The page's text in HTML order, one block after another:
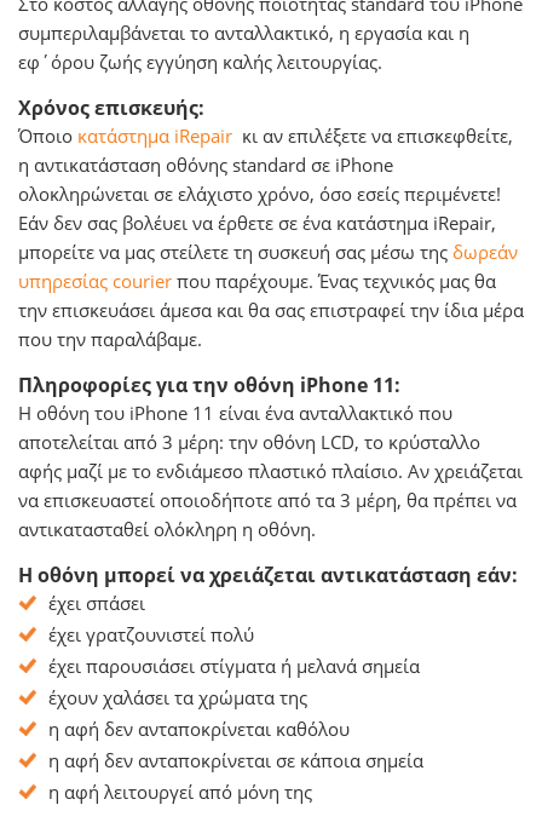
συμπεριλαμβάνεται το ανταλλακτικό, η εργασία και η
εφ΄όρου ζωής εγγύηση καλής λειτουργίας.
Χρόνος επισκευής:
Όποιο κατάστημα iRepair κι αν επιλέξετε να επισκεφθείτε,
η αντικατάσταση οθόνης standard σε iPhone
ολοκληρώνεται σε ελάχιστο χρόνο, όσο εσείς περιμένετε!
Εάν δεν σας βολέυει να έρθετε σε ένα κατάστημα iRepair,
μπορείτε να μας στείλετε τη συσκευή σας μέσω της δωρεάν
υπηρεσίας courier που παρέχουμε. Ένας τεχνικός μας θα
την επισκευάσει άμεσα και θα σας επιστραφεί την ίδια μέρα
που την παραλάβαμε.
Πληροφορίες για την οθόνη iPhone 11:
Η οθόνη του iPhone 11 είναι ένα ανταλλακτικό που
αποτελείται από 3 μέρη: την οθόνη LCD, το κρύσταλλο
αφής μαζί με το ενδιάμεσο πλαστικό πλαίσιο. Αν χρειάζεται
να επισκευαστεί οποιοδήποτε από τα 3 μέρη, θα πρέπει να
αντικατασταθεί ολόκληρη η οθόνη.
Η οθόνη μπορεί να χρειάζεται αντικατάσταση εάν:
έχει σπάσει
έχει γρατζουνιστεί πολύ
έχει παρουσιάσει στίγματα ή μελανά σημεία
έχουν χαλάσει τα χρώματα της
η αφή δεν ανταποκρίνεται καθόλου
η αφή δεν ανταποκρίνεται σε κάποια σημεία
η αφή λειτουργεί από μόνη της